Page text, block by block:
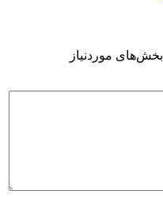
بخش‌های موردنیاز